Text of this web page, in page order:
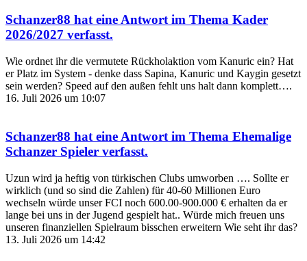
Schanzer88 hat eine Antwort im Thema Kader
2026/2027 verfasst.
Wie ordnet ihr die vermutete Rückholaktion vom Kanuric ein? Hat
er Platz im System - denke dass Sapina, Kanuric und Kaygin gesetzt
sein werden? Speed auf den außen fehlt uns halt dann komplett….
16. Juli 2026 um 10:07
Schanzer88 hat eine Antwort im Thema Ehemalige
Schanzer Spieler verfasst.
Uzun wird ja heftig von türkischen Clubs umworben …. Sollte er
wirklich (und so sind die Zahlen) für 40-60 Millionen Euro
wechseln würde unser FCI noch 600.00-900.000 € erhalten da er
lange bei uns in der Jugend gespielt hat.. Würde mich freuen uns
unseren finanziellen Spielraum bisschen erweitern Wie seht ihr das?
13. Juli 2026 um 14:42